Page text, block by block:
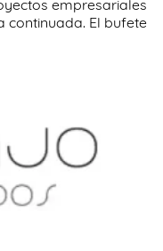
empresariales
continuada. El bufete